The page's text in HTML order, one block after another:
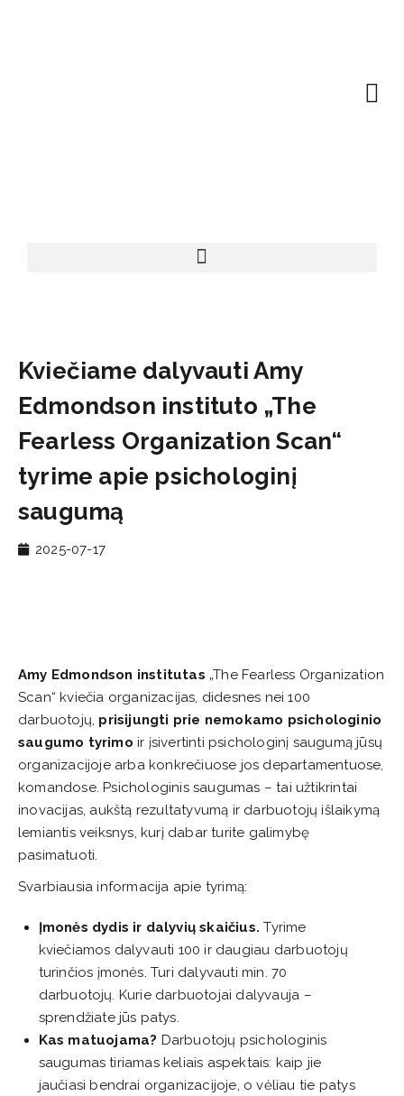
Kviečiame dalyvauti Amy
Edmondson instituto „The
Fearless Organization Scan“
tyrime apie psichologinį
saugumą
2025-07-17
Amy Edmondson institutas „The Fearless Organization
Scan“ kviečia organizacijas, didesnes nei 100
darbuotojų, prisijungti prie nemokamo psichologinio
saugumo tyrimo ir įsivertinti psichologinį saugumą jūsų
organizacijoje arba konkrečiuose jos departamentuose,
komandose. Psichologinis saugumas – tai užtikrintai
inovacijas, aukštą rezultatyvumą ir darbuotojų išlaikymą
lemiantis veiksnys, kurį dabar turite galimybę
pasimatuoti.
Svarbiausia informacija apie tyrimą:
Įmonės dydis ir dalyvių skaičius. Tyrime
kviečiamos dalyvauti 100 ir daugiau darbuotojų
turinčios įmonės. Turi dalyvauti min. 70
darbuotojų. Kurie darbuotojai dalyvauja –
sprendžiate jūs patys.
Kas matuojama? Darbuotojų psichologinis
saugumas tiriamas keliais aspektais: kaip jie
jaučiasi bendrai organizacijoje, o vėliau tie patys